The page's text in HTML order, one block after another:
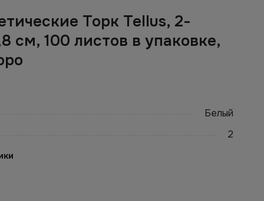
Торк Tellus, 2-
см, 100 листов в упаковке,
Белый
2